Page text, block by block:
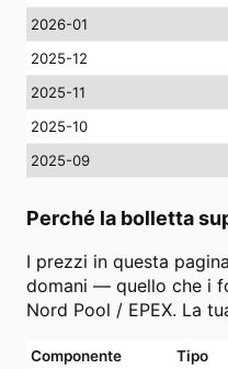
2026-01
2025-12
2025-11
2025-10
2025-09
Perché la bolletta
I prezzi in questa
domani — quello che i
Nord Pool / EPEX. La
Componente Tipo